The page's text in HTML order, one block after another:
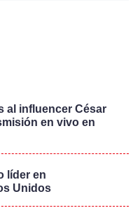
al influencer César
en vivo en
líder en
Unidos